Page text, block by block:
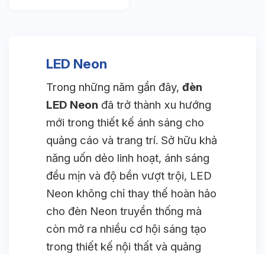
LED Neon
Trong những năm gần đây, đèn
LED Neon đã trở thành xu hướng
mới trong thiết kế ánh sáng cho
quảng cáo và trang trí. Sở hữu khả
năng uốn dẻo linh hoạt, ánh sáng
đều mịn và độ bền vượt trội, LED
Neon không chỉ thay thế hoàn hảo
cho đèn Neon truyền thống mà
còn mở ra nhiều cơ hội sáng tạo
trong thiết kế nội thất và quảng